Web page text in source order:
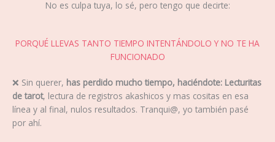
No es culpa tuya, lo sé, pero tengo que decirte:
PORQUÉ LLEVAS TANTO TIEMPO INTENTÁNDOLO Y NO TE HA
FUNCIONADO
❌ Sin querer, has perdido mucho tiempo, haciéndote: Lecturitas
de tarot, lectura de registros akashicos y mas cositas en esa
línea y al final, nulos resultados. Tranqui@, yo también pasé
por ahí.